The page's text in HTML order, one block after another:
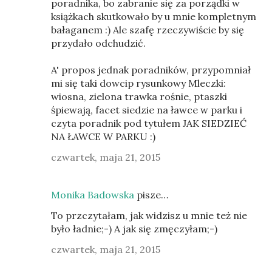
poradnika, bo zabranie się za porządki w
książkach skutkowało by u mnie kompletnym
bałaganem :) Ale szafę rzeczywiście by się
przydało odchudzić.
A' propos jednak poradników, przypomniał
mi się taki dowcip rysunkowy Mleczki:
wiosna, zielona trawka rośnie, ptaszki
śpiewają, facet siedzie na ławce w parku i
czyta poradnik pod tytułem JAK SIEDZIEĆ
NA ŁAWCE W PARKU :)
czwartek, maja 21, 2015
Monika Badowska pisze…
To przczytałam, jak widzisz u mnie też nie
było ładnie;-) A jak się zmęczyłam;-)
czwartek, maja 21, 2015